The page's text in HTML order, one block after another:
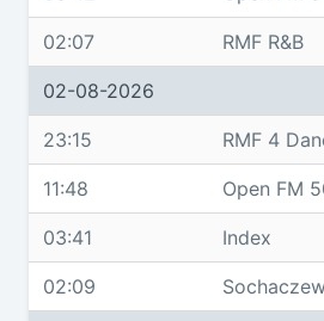
02:07 RMF R&B
02-08-2026
23:15 RMF 4
11:48 Open FM
03:41 Index
02:09